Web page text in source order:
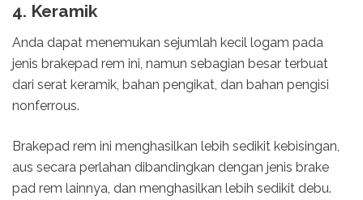
4. Keramik
Anda dapat menemukan sejumlah kecil logam pada
jenis brakepad rem ini, namun sebagian besar terbuat
dari serat keramik, bahan pengikat, dan bahan pengisi
nonferrous.
Brakepad rem ini menghasilkan lebih sedikit kebisingan,
aus secara perlahan dibandingkan dengan jenis brake
pad rem lainnya, dan menghasilkan lebih sedikit debu.